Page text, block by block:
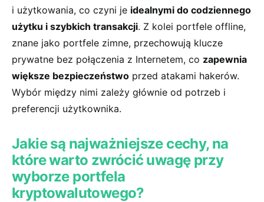
i użytkowania, co czyni ‌je idealnymi do codziennego
użytku i szybkich transakcji. Z ​kolei ​portfele⁢ offline,‌
znane jako ⁣portfele zimne, przechowują klucze
prywatne ⁣bez​ połączenia z ​Internetem, co zapewnia
większe bezpieczeństwo przed atakami hakerów.‌
Wybór między nimi⁣ zależy głównie od‍ potrzeb ⁤i
preferencji użytkownika.
Jakie są najważniejsze cechy, na
które warto zwrócić⁤ uwagę przy
wyborze ‍portfela⁤
kryptowalutowego?